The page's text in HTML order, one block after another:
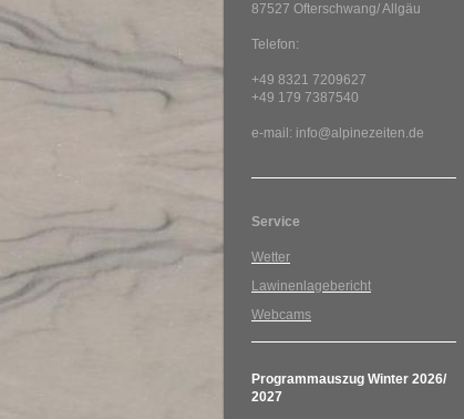
87527 Ofterschwang/ Allgäu
Telefon:
+49 8321 7209627
+49 179 7387540
e-mail: info@alpinezeiten.de
Service
Wetter
Lawinenlagebericht
Webcams
Programmauszug Winter 2026/
2027